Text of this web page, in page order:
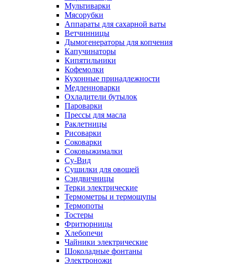
Мультиварки
Мясорубки
Аппараты для сахарной ваты
Ветчинницы
Дымогенераторы для копчения
Капучинаторы
Кипятильники
Кофемолки
Кухонные принадлежности
Медленноварки
Охладители бутылок
Пароварки
Прессы для масла
Раклетницы
Рисоварки
Соковарки
Соковыжималки
Су-Вид
Сушилки для овощей
Сэндвичницы
Терки электрические
Термометры и термощупы
Термопоты
Тостеры
Фритюрницы
Хлебопечи
Чайники электрические
Шоколадные фонтаны
Электроножи